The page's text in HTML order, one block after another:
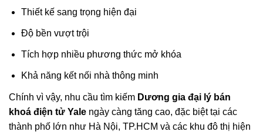
Thiết kế sang trọng hiện đại
Độ bền vượt trội
Tích hợp nhiều phương thức mở khóa
Khả năng kết nối nhà thông minh
Chính vì vậy, nhu cầu tìm kiếm Dương gia đại lý bán
khoá điện tử Yale ngày càng tăng cao, đặc biệt tại các
thành phố lớn như Hà Nội, TP.HCM và các khu đô thị hiện